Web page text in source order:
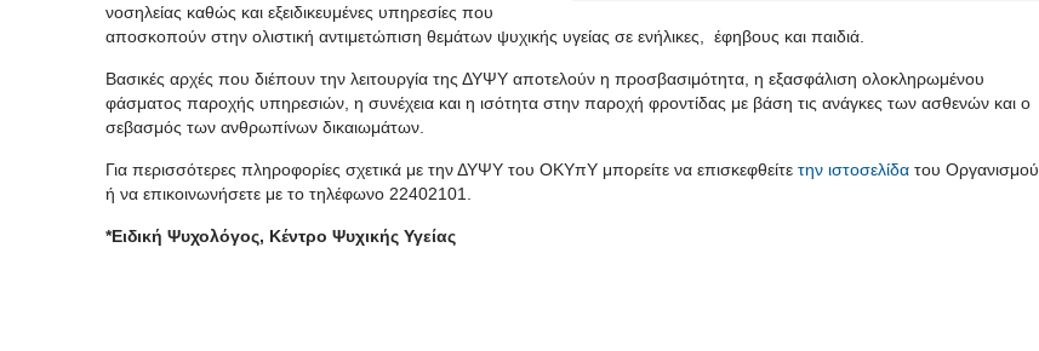
νοσηλείας καθώς και εξειδικευμένες υπηρεσίες που
αποσκοπούν στην ολιστική αντιμετώπιση θεμάτων ψυχικής υγείας σε ενήλικες, έφηβους και παιδιά.
Βασικές αρχές που διέπουν την λειτουργία της ΔΥΨΥ αποτελούν η προσβασιμότητα, η εξασφάλιση ολοκληρωμένου
φάσματος παροχής υπηρεσιών, η συνέχεια και η ισότητα στην παροχή φροντίδας με βάση τις ανάγκες των ασθενών και ο
σεβασμός των ανθρωπίνων δικαιωμάτων.
Για περισσότερες πληροφορίες σχετικά με την ΔΥΨΥ του ΟΚΥπΥ μπορείτε να επισκεφθείτε την ιστοσελίδα του Οργανισμού
ή να επικοινωνήσετε με το τηλέφωνο 22402101.
*Ειδική Ψυχολόγος, Κέντρο Ψυχικής Υγείας